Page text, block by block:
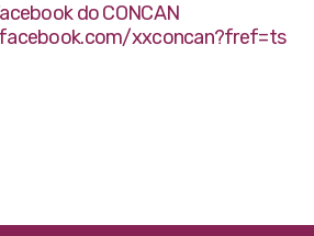
do CONCAN
xxconcan?fref=ts